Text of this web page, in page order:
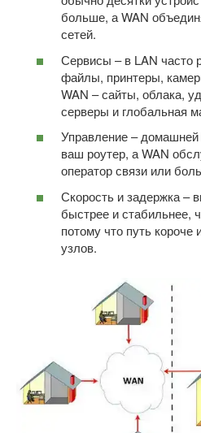
больше, а WAN
сетей.
Сервисы – в LAN часто
файлы, принтеры,
WAN – сайты, облака,
серверы и глобальная
Управление –
ваш роутер, а WAN
оператор связи или
Скорость и задержка –
быстрее и стабильнее,
потому что путь
узлов.